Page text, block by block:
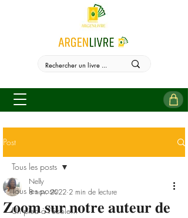
Post
Tous les posts
Un pied à l'école...
Tous les posts
𝐙𝐨𝐨𝐦 𝐬𝐮𝐫 𝐧𝐨𝐭𝐫𝐞 𝐚𝐮𝐭𝐞𝐮𝐫 𝐝𝐞
Nelly
8 nov. 2022 2 min de lecture